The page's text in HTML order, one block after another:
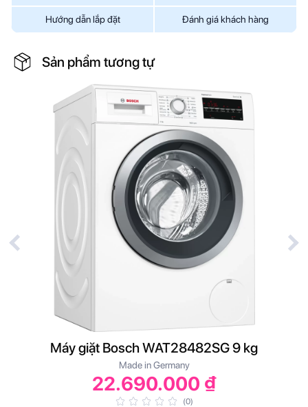
Hướng dẫn lắp đặt Đánh giá khách hàng
Sản phẩm tương tự
Máy giặt Bosch WAT28482SG 9 kg
Made in Germany
22.690.000 ₫
(0)